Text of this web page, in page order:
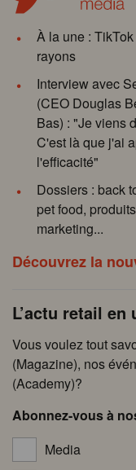
À la une :
rayons
Interview avec
(CEO Douglas
Bas) : "Je viens
C'est là que j'ai
l'efficacité"
Dossiers : back
pet food,
marketing...
Découvrez la
L’actu retail
Vous voulez tout
(Magazine), nos
(Academy)?
Abonnez-vous à
Media